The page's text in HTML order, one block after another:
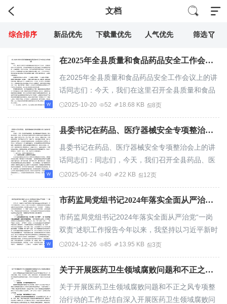
文档
综合排序 新品优先 下载量优先 人气优先 筛选
在2025年全县质量和食品药品安全工作会议上的讲话
在2025年全县质量和食品药品安全工作会议上的讲
话同志们：今天，我们在这里召开全县质量和食品
药品安全工作会议，主要任务是深入学习贯彻市...
2025-10-20 52 18.68 KB 8页
县委书记在药品、医疗器械安全专项整治会上的讲话
县委书记在药品、医疗器械安全专项整治会上的讲
话同志们：同志们，今天，我们召开全县药品、医
疗器械安全专项整治会，意义重大而深远。药品...
2025-06-24 40 22 KB 12页
市药监局党组书记2024年落实全面从严治党“一岗双责”述职工作报告
市药监局党组书记2024年落实全面从严治党“一岗
双责”述职工作报告今年以来，我坚持以习近平新时
代中国特色社会主义思想为指导，深入学习贯...
2024-12-26 85 13.95 KB 3页
关于开展医药卫生领域腐败问题和不正之风专项整治行动的工作总结
关于开展医药卫生领域腐败问题和不正之风专项整
治行动的工作总结自深入开展医药卫生领域腐败问